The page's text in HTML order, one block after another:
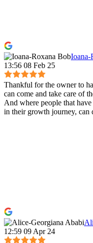
Ioana-
13:56 08 Feb 25
Thankful for the owner to
can come and take care of
And where people that
in their growth journey, can
12:59 09 Apr 24